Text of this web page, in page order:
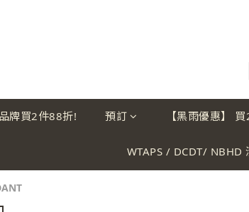
牌買2件88折! 預訂 【黑雨優惠】
WTAPS / DCDT/ NBHD